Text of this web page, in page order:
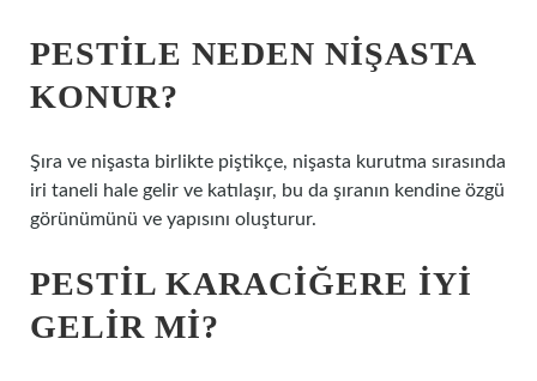
PESTILE NEDEN NIŞASTA
KONUR?
Şıra ve nişasta birlikte piştikçe, nişasta kurutma sırasında
iri taneli hale gelir ve katılaşır, bu da şıranın kendine özgü
görünümünü ve yapısını oluşturur.
PESTIL KARACIĞERE IYI
GELIR MI?